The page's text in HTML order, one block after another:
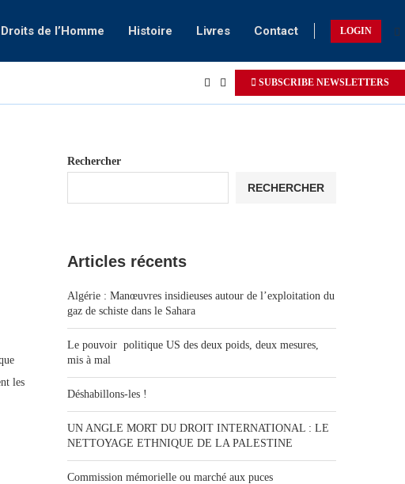
Droits de l’Homme Histoire Livres Contact LOGIN
SUBSCRIBE NEWSLETTERS
les
Rechercher
RECHERCHER
Articles récents
Algérie : Manœuvres insidieuses autour de l’exploitation du
gaz de schiste dans le Sahara
Le pouvoir politique US des deux poids, deux mesures,
mis à mal
Déshabillons-les !
UN ANGLE MORT DU DROIT INTERNATIONAL : LE
NETTOYAGE ETHNIQUE DE LA PALESTINE
Commission mémorielle ou marché aux puces